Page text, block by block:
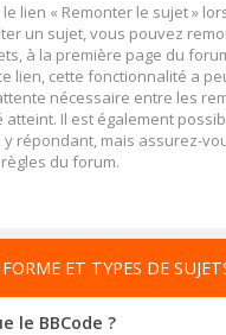
lien « Remonter le sujet »
un sujet, vous pouvez
à la première page du
lien, cette fonctionnalité a
nécessaire entre les
atteint. Il est également
y répondant, mais assurez-
du forum.
ET TYPES DE
le BBCode ?